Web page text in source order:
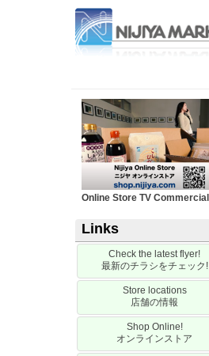
Online Store TV Commercial
Links
Check the latest flyer!
最新のチラシをチェック !
Store locations
店舗の情報
Shop Online!
オンラインストア